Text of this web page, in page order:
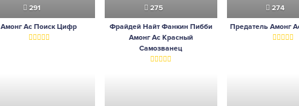
291
Амонг Ас Поиск Цифр
275
Фрайдей Найт Фанкин Пибби
Амонг Ас Красный
Самозванец
274
Предатель Амонг